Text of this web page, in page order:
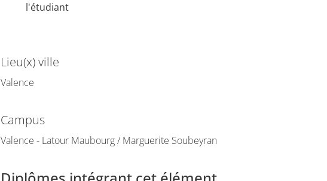
l'étudiant
Lieu(x) ville
Valence
Campus
Valence - Latour Maubourg / Marguerite Soubeyran